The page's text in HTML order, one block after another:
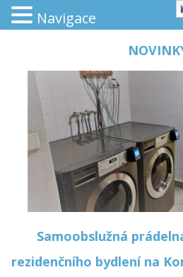
Samoobslužná
rezidenčního bydlení na
Navigace